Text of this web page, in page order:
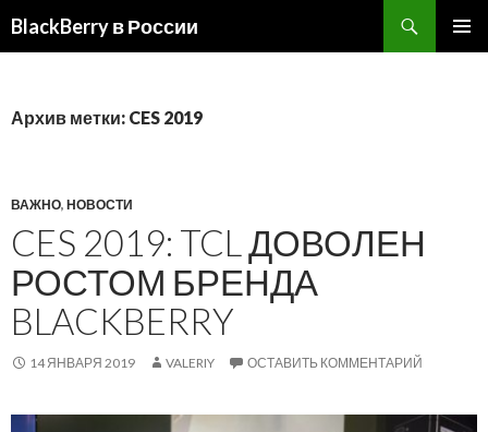
BlackBerry в России
Архив метки: CES 2019
ВАЖНО, НОВОСТИ
CES 2019: TCL ДОВОЛЕН
РОСТОМ БРЕНДА
BLACKBERRY
14 ЯНВАРЯ 2019 VALERIY ОСТАВИТЬ КОММЕНТАРИЙ